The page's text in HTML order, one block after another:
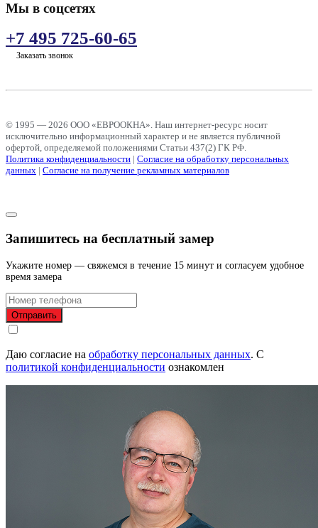
Мы в соцсетях
+7 495 725-60-65
Заказать звонок
© 1995 — 2026 ООО «ЕВРООКНА». Наш интернет-ресурс носит
исключительно информационный характер и не является публичной
офертой, определяемой положениями Статьи 437(2) ГК РФ.
Политика конфиденциальности | Согласие на обработку персональных
данных | Согласие на получение рекламных материалов
Запишитесь на бесплатный замер
Укажите номер — свяжемся в течение 15 минут и согласуем удобное
время замера
Отправить
Даю согласие на обработку персональных данных. С
политикой конфиденциальности ознакомлен